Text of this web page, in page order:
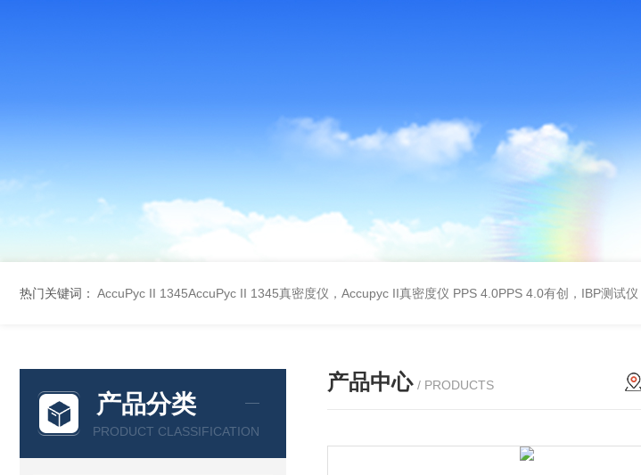
热门关键词： AccuPyc II 1345AccuPyc II 1345真密度仪，Accupyc II真密度仪 PPS 4.0PPS 4.0有创，IBP测试仪
产品分类
PRODUCT CLASSIFICATION
产品中心 / PRODUCTS